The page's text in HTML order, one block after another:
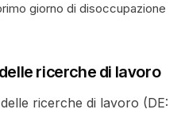
giorno di disoccupazione
ricerche di lavoro
ricerche di lavoro (DE: